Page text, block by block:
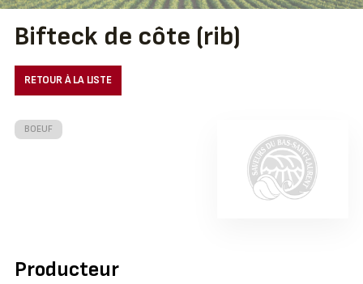
Bifteck de côte (rib)
RETOUR À LA LISTE
BOEUF
Producteur